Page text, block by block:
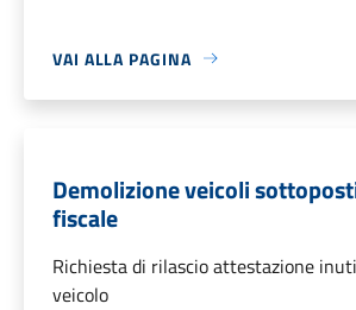
VAI ALLA PAGINA
Demolizione veicoli
fiscale
Richiesta di rilascio attestazione
veicolo